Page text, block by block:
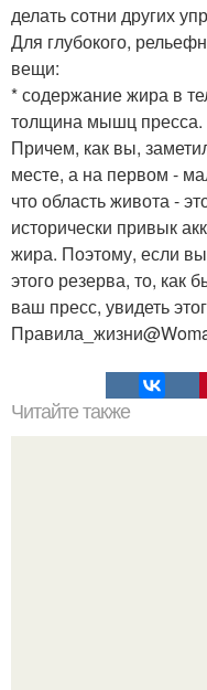
делать сотни других
Для глубокого,
вещи:
* содержание жира в
толщина мышц пресса.
Причем, как вы,
месте, а на первом -
что область живота -
исторически привык
жира. Поэтому, если
этого резерва, то, как
ваш пресс, увидеть
Читайте также